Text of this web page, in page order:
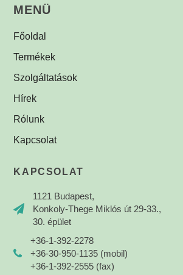
MENÜ
Főoldal
Termékek
Szolgáltatások
Hírek
Rólunk
Kapcsolat
KAPCSOLAT
1121 Budapest,
Konkoly-Thege Miklós út 29-33.,
30. épület
+36-1-392-2278
+36-30-950-1135 (mobil)
+36-1-392-2555 (fax)